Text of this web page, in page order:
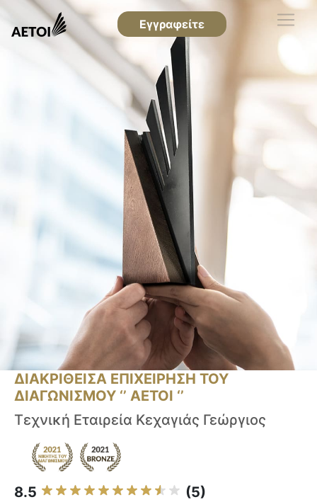
Εγγραφείτε
ΔΙΑΚΡΙΘΕΙΣΑ ΕΠΙΧΕΙΡΗΣΗ ΤΟΥ
ΔΙΑΓΩΝΙΣΜΟΥ ‘’ ΑΕΤΟΙ ‘’
Τεχνική Εταιρεία Κεχαγιάς Γεώργιος
8.5 (5)